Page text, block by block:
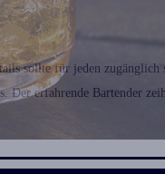
sollte für jeden
erfahrende Bartender